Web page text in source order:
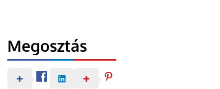
Megosztás